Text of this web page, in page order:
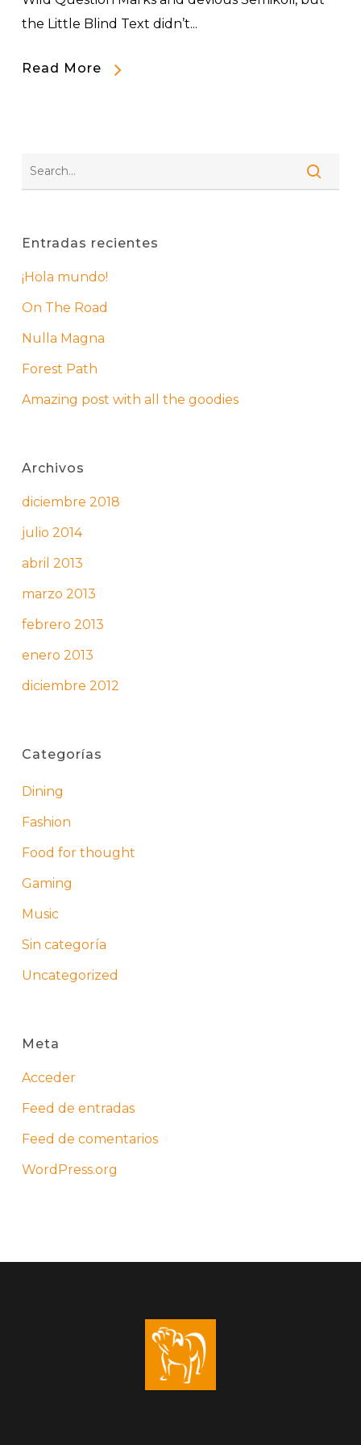
the Little Blind Text didn’t...
Read More
Entradas recientes
¡Hola mundo!
On The Road
Nulla Magna
Forest Path
Amazing post with all the goodies
Archivos
diciembre 2018
julio 2014
abril 2013
marzo 2013
febrero 2013
enero 2013
diciembre 2012
Categorías
Dining
Fashion
Food for thought
Gaming
Music
Sin categoría
Uncategorized
Meta
Acceder
Feed de entradas
Feed de comentarios
WordPress.org